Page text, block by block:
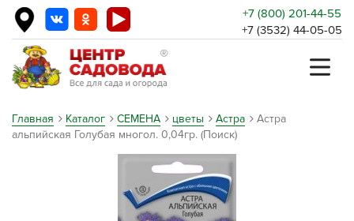
+7 (800) 201-44-55
+7 (3532) 44-05-05
Главная Каталог СЕМЕНА цветы Астра
Астра
альпийская Голубая многол. 0,04гр. (Поиск)